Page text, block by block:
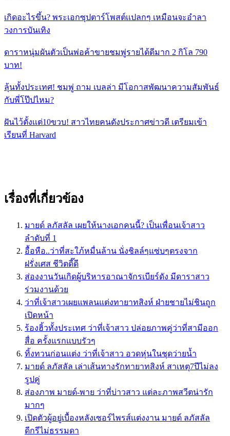
เกิดอะไรขึ้น? พระเอกซุปตาร์โพสต์เเปลกๆ เหมือนจะอำลา
วงการบันเทิง
ดาราหนุ่มผันตัวเป็นพ่อค้าขายชมพู่รายได้ดีมาก 2 กิโล 790
บาท!
ลุ้นทั้งประเทศ! ชมพู่ ถาม เบลล่า มีโอกาสพัฒนาความสัมพันธ์
กับพี่โป๊ปไหม?
ฝันไว้ตั้งเเต่10ขวบ! สาวไทยคนดังประกาศข่าวดี เตรียมเข้า
เรียนที่ Harvard
เรื่องที่เกี่ยวข้อง
มายด์ ลภัสลัล เผยให้นางเอกคนนี้? เป็นเพื่อนเจ้าสาว
ลำดับที่ 1
อื้อหือ..ว่าที่สะใภ้หมื่นล้าน นั่งชิลล์ๆแซ่บๆตรงจาก
ฝรั่งเศส ชีวิตดี๊ดี
ส่องงานวันเกิดผู้บริหารอาณาจักรเบียร์ดัง มีดาราสาว
ร่วมงานด้วย
ว่าที่เจ้าสาวเผยแพลนแต่งทายาทสิงห์ ฝ่ายชายไม่ชินถูก
เปิดหน้า
ร้องฮิ้วทั้งประเทศ ว่าที่เจ้าสาว ปล่อยภาพคู่ว่าที่สามีออก
สื่อ ครั้งแรกแบบรัวๆ
ทิ้งทวนก่อนแต่ง ว่าที่เจ้าสาว อวดหุ่นในชุดว่ายน้ำ
มายด์ ลภัสลัล เล่าเส้นทางรักทายาทสิงห์ สาเหตุ7ปีไม่ลง
รูปคู่
ส่องภาพ มายด์-พาย ว่าที่บ่าวสาว แต่ละภาพสวีตน่ารัก
มากๆ
เปิดตัวผู้อยู่เบื้องหลังเซอร์ไพรส์เเต่งงาน มายด์ ลภัสลัล
ดีกรีไม่ธรรมดา